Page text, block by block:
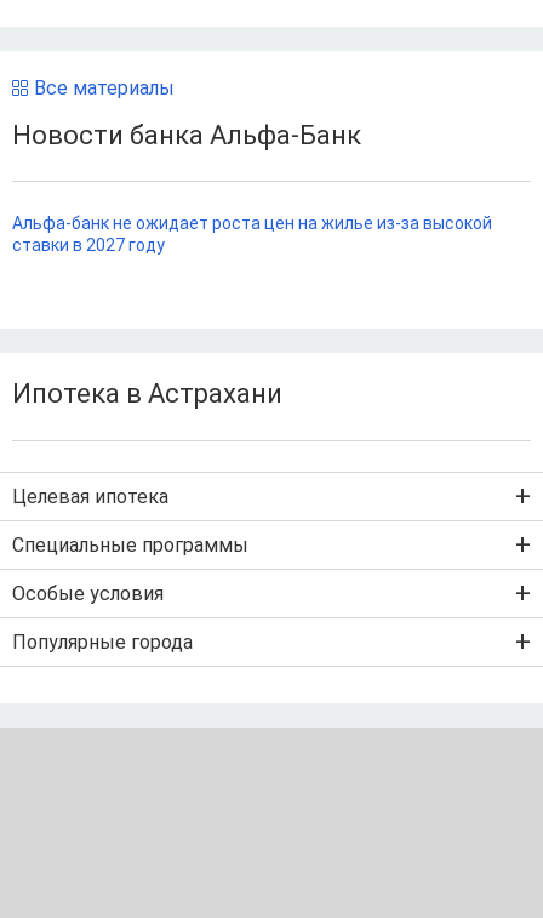
Все материалы
Новости банка Альфа-Банк
Альфа-банк не ожидает роста цен на жилье из-за высокой
ставки в 2027 году
Ипотека в Астрахани
Целевая ипотека
Ипотека на вторичку
Ипотека на строительство дома
IT-ипотека
Специальные программы
Военная ипотека
Рефинансирование ипотеки
Особые условия
Ипотека без первого взноса
Популярные города